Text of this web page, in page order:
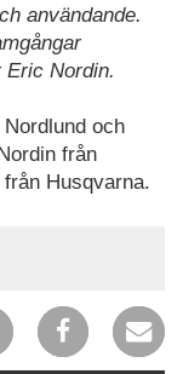
användande.
Nordin.
och
från
Husqvarna.